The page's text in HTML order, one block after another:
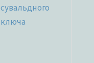
сувальдного
ключа